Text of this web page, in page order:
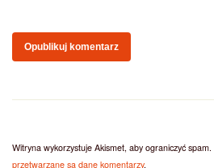
Witryna wykorzystuje Akismet, aby ograniczyć spam.
przetwarzane są dane komentarzy.